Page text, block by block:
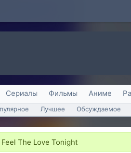
Сериалы Фильмы Аниме
Лучшее Обсуждаемое
The Love Tonight